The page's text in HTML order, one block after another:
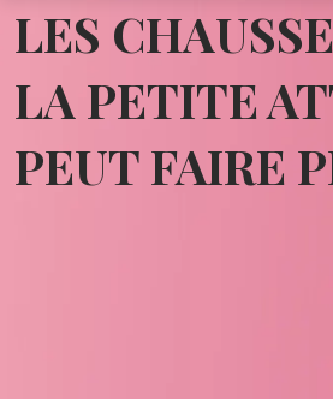
LES
LA PETITE
PEUT FAIRE